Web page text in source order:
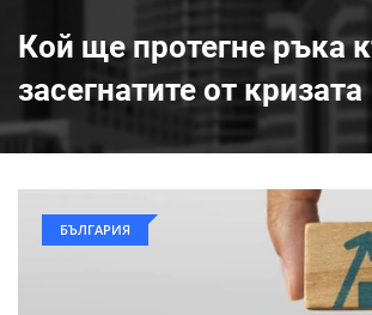
Кой ще протегне ръка
засегнатите от кризата
БЪЛГАРИЯ